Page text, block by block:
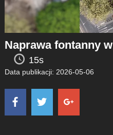
Naprawa fontanny
15s
Data publikacji: 2026-05-06